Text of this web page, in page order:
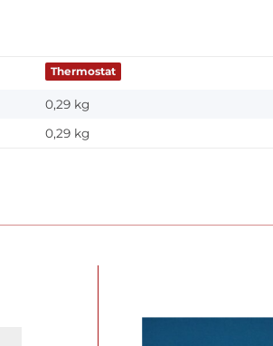
Thermostat
0,29 kg
0,29 kg